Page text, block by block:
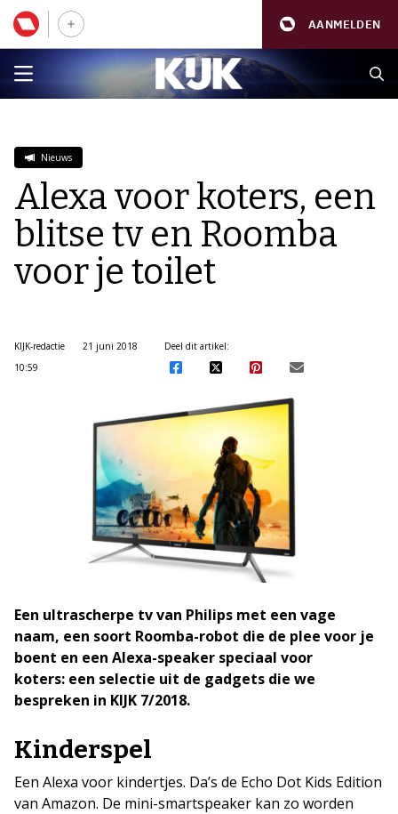
AANMELDEN
Nieuws
Alexa voor koters, een
blitse tv en Roomba
voor je toilet
KIJK-redactie
21 juni 2018
10:59
Deel dit artikel:
Een ultrascherpe tv van Philips met een vage
naam, een soort Roomba-robot die de plee voor je
boent en een Alexa-speaker speciaal voor
koters: een selectie uit de gadgets die we
bespreken in KIJK 7/2018.
Kinderspel
Een Alexa voor kindertjes. Da’s de Echo Dot Kids Edition
van Amazon. De mini-smartspeaker kan zo worden